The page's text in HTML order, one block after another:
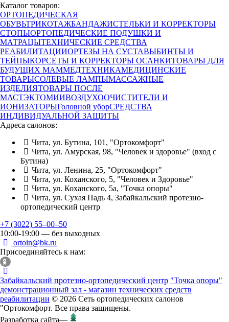
Каталог товаров:
ОРТОПЕДИЧЕСКАЯ
ОБУВЬТРИКОТАЖБАНДАЖИСТЕЛЬКИ И КОРРЕКТОРЫ
СТОПЫОРТОПЕДИЧЕСКИЕ ПОДУШКИ И
МАТРАЦЫТЕХНИЧЕСКИЕ СРЕДСТВА
РЕАБИЛИТАЦИИОРТЕЗЫ НА СУСТАВЫБИНТЫ И
ТЕЙПЫКОРСЕТЫ И КОРРЕКТОРЫ ОСАНКИТОВАРЫ ДЛЯ
БУДУЩИХ МАММЕДТЕХНИКАМЕДИЦИНСКИЕ
ТОВАРЫСОЛЕВЫЕ ЛАМПЫМАССАЖНЫЕ
ИЗДЕЛИЯТОВАРЫ ПОСЛЕ
МАСТЭКТОМИИВОЗДУХООЧИСТИТЕЛИ И
ИОНИЗАТОРЫГоловной уборСРЕДСТВА
ИНДИВИДУАЛЬНОЙ ЗАЩИТЫ
Адреса салонов:
Чита, ул. Бутина, 101, "Ортокомфорт"
Чита, ул. Амурская, 98, "Человек и здоровье" (вход с
Бутина)
Чита, ул. Ленина, 25, "Ортокомфорт"
Чита, ул. Коханского, 5, "Человек и Здоровье"
Чита, ул. Коханского, 5а, "Точка опоры"
Чита, ул. Сухая Падь 4, Забайкальский протезно-
ортопедический центр
+7 (3022) 55‒00‒50
10:00-19:00 — без выходных
ortoin@bk.ru
Присоединяйтесь к нам:
Забайкальский протезно-ортопедический центр "Точка опоры"
демонстрационный зал - магазин технических средств
реабилитации © 2026 Сеть ортопедических салонов
"Ортокомфорт. Все права защищены.
Разработка сайта—